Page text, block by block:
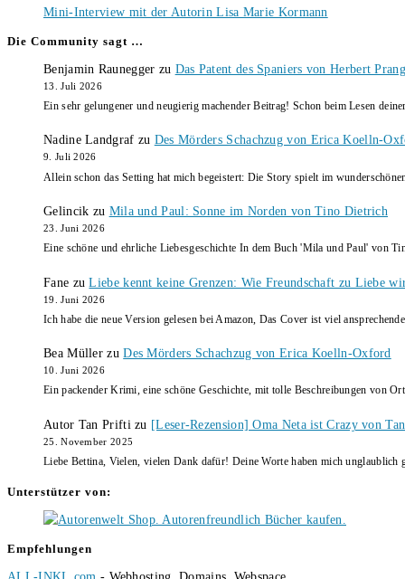
Mini-Interview mit der Autorin Lisa Marie Kormann
Die Community sagt …
Benjamin Raunegger zu Das Patent des Spaniers von Herbert
13. Juli 2026
Ein sehr gelungener und neugierig machender Beitrag! Schon beim Lesen
Nadine Landgraf zu Des Mörders Schachzug von Erica Koelln-
9. Juli 2026
Allein schon das Setting hat mich begeistert: Die Story spielt im
Gelincik zu Mila und Paul: Sonne im Norden von Tino Dietrich
23. Juni 2026
Eine schöne und ehrliche Liebesgeschichte In dem Buch 'Mila und Paul' von
Fane zuLiebe kennt keine Grenzen: Wie Freundschaft zu Liebe
19. Juni 2026
Ich habe die neue Version gelesen bei Amazon, Das Cover ist viel
Bea Müller zuDes Mörders Schachzug von Erica Koelln-Oxford
10. Juni 2026
Ein packender Krimi, eine schöne Geschichte, mit tolle Beschreibungen von
Autor Tan Prifti zu [Leser-Rezension] Oma Neta ist Crazy von
25. November 2025
Liebe Bettina, Vielen, vielen Dank dafür! Deine Worte haben mich unglaublich
Unterstützer von:
Empfehlungen